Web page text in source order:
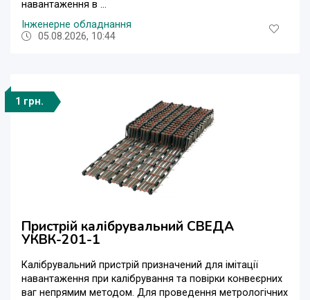
навантаження в ...
Інженерне обладнання
05.08.2026, 10:44
1 грн.
Пристрій калібрувальний СВЕДА
УКВК-201-1
Калібрувальний пристрій призначений для імітації
навантаження при калібрування та повірки конвеєрних
ваг непрямим методом. Для проведення метрологічних